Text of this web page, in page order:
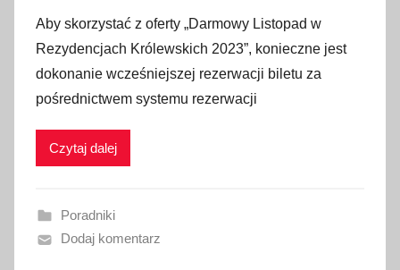
5
u
b
l
i
w
n
o
Aby skorzystać z oferty „Darmowy Listopad w
Rezydencjach Królewskich 2023”, konieczne jest
dokonanie wcześniejszej rezerwacji biletu za
pośrednictwem systemu rezerwacji
Czytaj dalej
Poradniki
Dodaj komentarz